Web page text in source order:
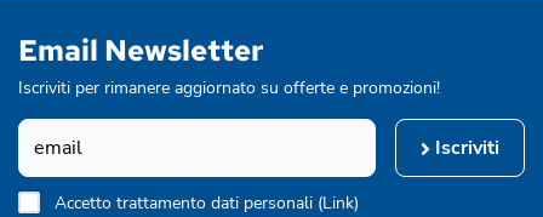
Email Newsletter
Iscriviti per rimanere aggiornato su offerte e promozioni!
Iscriviti
Accetto trattamento dati personali (Link)